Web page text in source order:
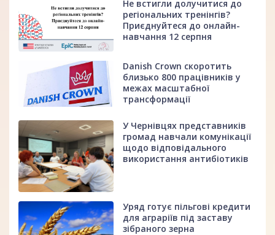
Не встигли долучитися до
регіональних тренінгів?
Приєднуйтеся до онлайн-
навчання 12 серпня
Danish Crown скоротить
близько 800 працівників у
межах масштабної
трансформації
У Чернівцях представників
громад навчали комунікації
щодо відповідального
використання антибіотиків
Уряд готує пільгові кредити
для аграріїв під заставу
зібраного зерна